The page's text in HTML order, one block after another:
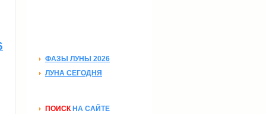
ФАЗЫ ЛУНЫ 2026
ЛУНА СЕГОДНЯ
ПОИСК НА САЙТЕ